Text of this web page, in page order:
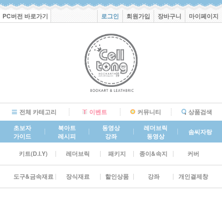
PC버전 바로가기 로그인 회원가입 장바구니 마이페이지
전체 카테고리 이벤트 커뮤니티
상품검색
초보자
가이드
북아트
레시피
동영상
강좌
레더브릭
동영상
솜씨자랑
키트(D.I.Y) 레더브릭 패키지 종이&속지 커버
도구&금속재료 장식재료 할인상품 강좌 개인결제창